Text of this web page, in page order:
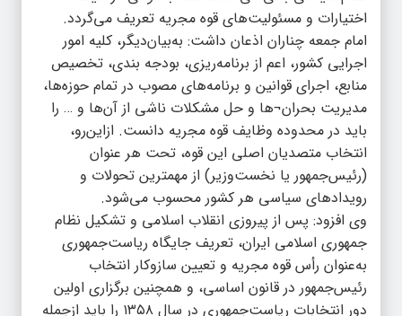
اختیارات و مسئولیت‌های قوه مجریه تعریف می‌گردد.
امام جمعه چناران اذعان داشت: به‌بیان‌دیگر، کلیه امور
اجرایی کشور، اعم از برنامه‌ریزی، بودجه‌ بندی، تخصیص
منابع، اجرای قوانین و برنامه‌های مصوب در تمام حوزه‌ها،
مدیریت بحران¬ها و حل مشکلات ناشی از آن‌ها و … را
باید در محدوده وظایف قوه مجریه دانست. ازاین‌رو،
انتخاب متصدیان اصلی این قوه، تحت هر عنوان
(رئیس‌جمهور یا نخست‌وزیر) از مهمترین تحولات و
رویداد‌های سیاسی هر کشور محسوب می‌شود.
وی افزود: پس از پیروزی انقلاب اسلامی و تشکیل نظام
جمهوری اسلامی ایران، تعریف جایگاه ریاست‌جمهوری
به‌عنوان رأس قوه مجریه و تعیین سازوکار انتخاب
رئیس‌جمهور در قانون اساسی، و همچنین برگزاری اولین
دور انتخابات ریاست‌جمهوری در سال ۱۳۵۸ را باید ازجمله